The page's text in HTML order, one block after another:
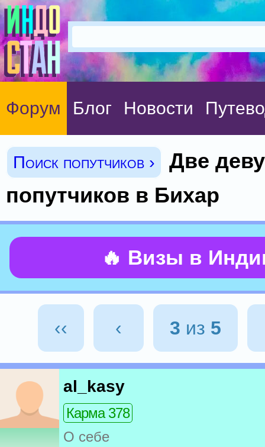
Форум Блог Новости
Поиск попутчиков ›
Две
попутчиков в Бихар
🔥 Визы в
‹‹ ‹ 3 из 5
al_kasy
Карма 378
О себе